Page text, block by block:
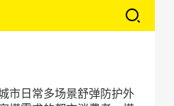
市日常多场景舒弹防护外